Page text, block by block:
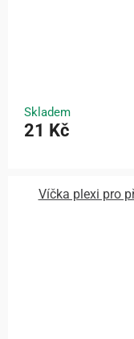
Skladem
21 Kč
Víčka plexi pro